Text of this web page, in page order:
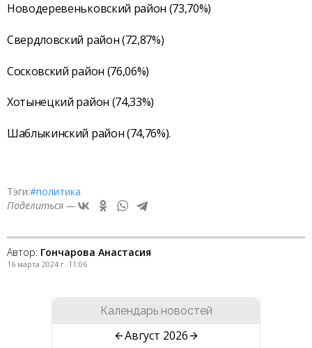
Новодеревеньковский район (73,70%)
Свердловский район (72,87%)
Сосковский район (76,06%)
Хотынецкий район (74,33%)
Шаблыкинский район (74,76%).
Тэги:#политика
Поделиться —
Автор: Гончарова Анастасия
16 марта 2024 г. 11:06
Календарь новостей
Август 2026